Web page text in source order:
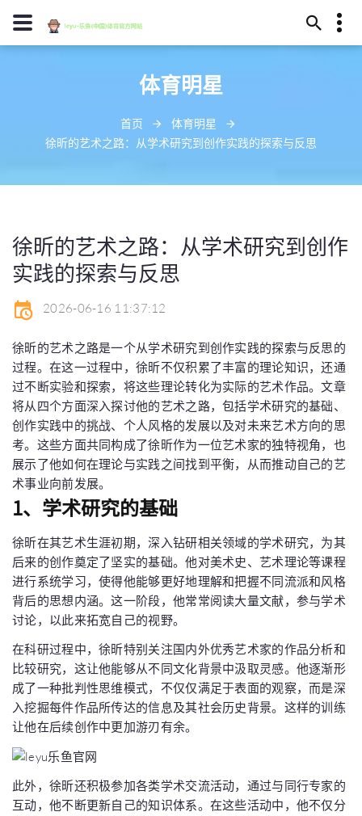
15979708644
蚌埠市尼抓禁地378号
体育明星
首页
体育明星
徐昕的艺术之路：从学术研究到创作实践的探索与反思
徐昕的艺术之路：从学术研究到创作
实践的探索与反思
2026-06-16 11:37:12
徐昕的艺术之路是一个从学术研究到创作实践的探索与反思的
过程。在这一过程中，徐昕不仅积累了丰富的理论知识，还通
过不断实验和探索，将这些理论转化为实际的艺术作品。文章
将从四个方面深入探讨他的艺术之路，包括学术研究的基础、
创作实践中的挑战、个人风格的发展以及对未来艺术方向的思
考。这些方面共同构成了徐昕作为一位艺术家的独特视角，也
展示了他如何在理论与实践之间找到平衡，从而推动自己的艺
术事业向前发展。
1、学术研究的基础
徐昕在其艺术生涯初期，深入钻研相关领域的学术研究，为其
后来的创作奠定了坚实的基础。他对美术史、艺术理论等课程
进行系统学习，使得他能够更好地理解和把握不同流派和风格
背后的思想内涵。这一阶段，他常常阅读大量文献，参与学术
讨论，以此来拓宽自己的视野。
在科研过程中，徐昕特别关注国内外优秀艺术家的作品分析和
比较研究，这让他能够从不同文化背景中汲取灵感。他逐渐形
成了一种批判性思维模式，不仅仅满足于表面的观察，而是深
入挖掘每件作品所传达的信息及其社会历史背景。这样的训练
让他在后续创作中更加游刃有余。
此外，徐昕还积极参加各类学术交流活动，通过与同行专家的
互动，他不断更新自己的知识体系。在这些活动中，他不仅分